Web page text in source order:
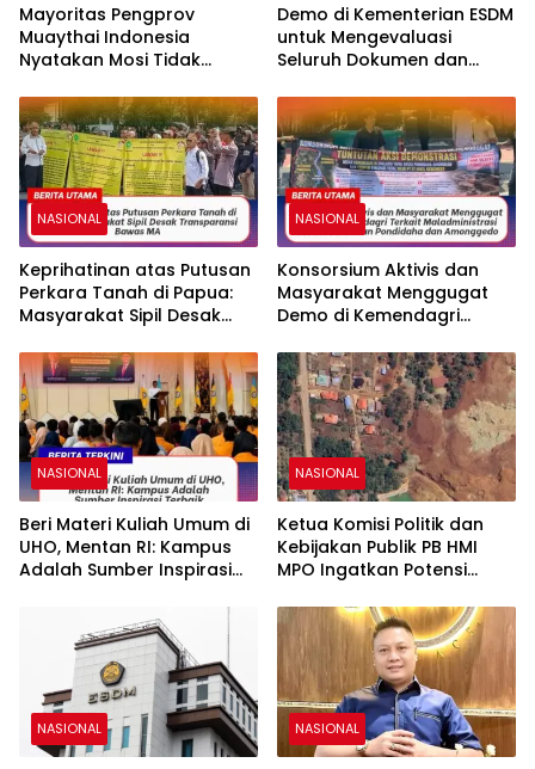
Mayoritas Pengprov
Muaythai Indonesia
Nyatakan Mosi Tidak
Mattalitti
Demo di Kementerian ESDM
untuk Mengevaluasi
Seluruh Dokumen dan
ST Nikel
NASIONAL
Keprihatinan atas Putusan
Perkara Tanah di Papua:
Masyarakat Sipil Desak
NASIONAL
Konsorsium Aktivis dan
Masyarakat Menggugat
Demo di Kemendagri
Batas Kecamatan
Pondidaha dan
Amonggedo
NASIONAL
Beri Materi Kuliah Umum di
UHO, Mentan RI: Kampus
Adalah Sumber Inspirasi
NASIONAL
Ketua Komisi Politik dan
Kebijakan Publik PB HMI
MPO Ingatkan Potensi
Akibat Dugaan Dampak
Pertambangan
NASIONAL NASIONAL